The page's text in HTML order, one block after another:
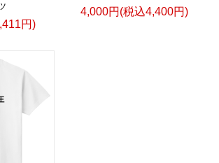
円)
4,000円(税込4,400円)